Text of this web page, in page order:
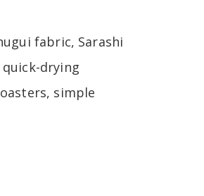
fabric, Sarashi
drying
simple